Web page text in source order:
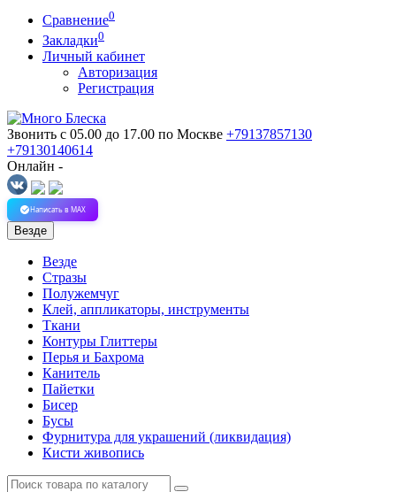
Сравнение0
Закладки0
Личный кабинет
Авторизация
Регистрация
Звонить с 05.00 до 17.00 по Москве +79137857130
+79130140614
Онлайн -
Написать в MAX
Везде
Везде
Стразы
Полужемчуг
Клей, аппликаторы, инструменты
Ткани
Контуры Глиттеры
Перья и Бахрома
Канитель
Пайетки
Бисер
Бусы
Фурнитура для украшений (ликвидация)
Кисти живопись